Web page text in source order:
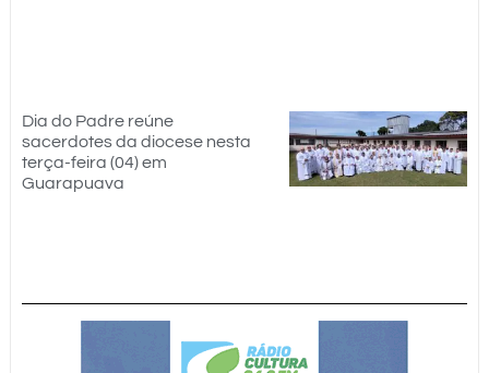
Dia do Padre reúne
sacerdotes da diocese nesta
terça-feira (04) em
Guarapuava